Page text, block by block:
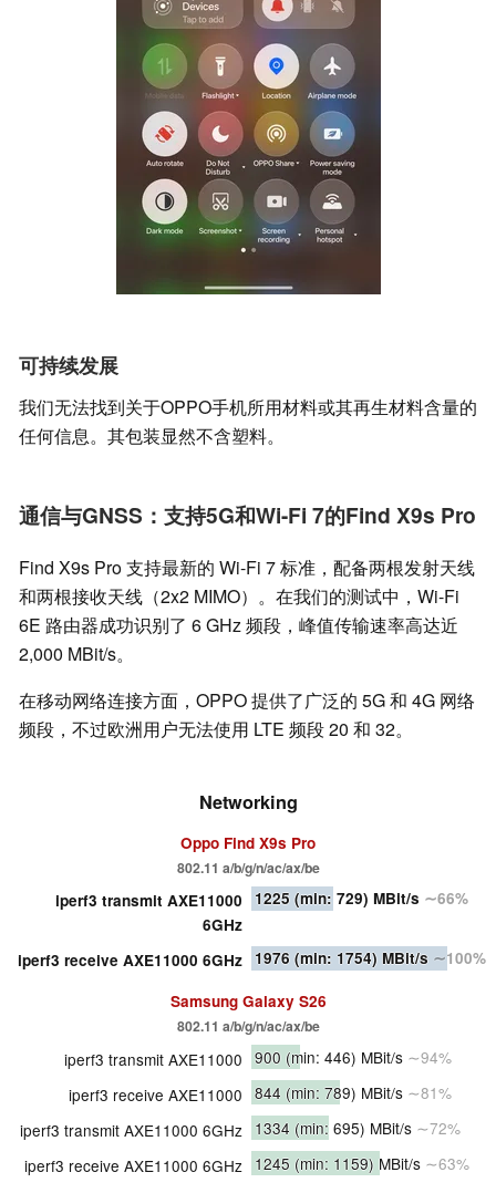
可持续发展
我们无法找到关于OPPO手机所用材料或其再生材料含量的
任何信息。其包装显然不含塑料。
通信与GNSS：支持5G和Wi-Fi 7的Find X9s Pro
Find X9s Pro 支持最新的 Wi-Fi 7 标准，配备两根发射天线
和两根接收天线（2x2 MIMO）。在我们的测试中，Wi-Fi
6E 路由器成功识别了 6 GHz 频段，峰值传输速率高达近
2,000 MBit/s。
在移动网络连接方面，OPPO 提供了广泛的 5G 和 4G 网络
频段，不过欧洲用户无法使用 LTE 频段 20 和 32。
Networking
Oppo Find X9s Pro
802.11 a/​b/​g/​n/​ac/​ax/​be
iperf3 transmit AXE11000
6GHz
1225 (min: 729) MBit/s ∼66%
iperf3 receive AXE11000 6GHz 1976 (min: 1754) MBit/s ∼100%
Samsung Galaxy S26
802.11 a/​b/​g/​n/​ac/​ax/​be
iperf3 transmit AXE11000 900 (min: 446) MBit/s ∼94%
iperf3 receive AXE11000 844 (min: 789) MBit/s ∼81%
iperf3 transmit AXE11000 6GHz
1334 (min: 695) MBit/s ∼72%
iperf3 receive AXE11000 6GHz
1245 (min: 1159) MBit/s ∼63%